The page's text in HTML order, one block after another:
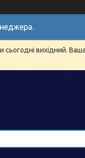
вихідний.